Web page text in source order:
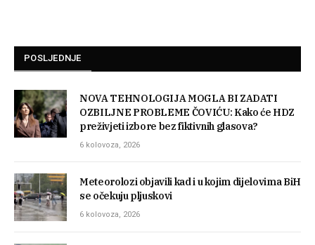
POSLJEDNJE
NOVA TEHNOLOGIJA MOGLA BI ZADATI
OZBILJNE PROBLEME ČOVIĆU: Kako će HDZ
preživjeti izbore bez fiktivnih glasova?
6 kolovoza, 2026
Meteorolozi objavili kad i u kojim dijelovima BiH
se očekuju pljuskovi
6 kolovoza, 2026